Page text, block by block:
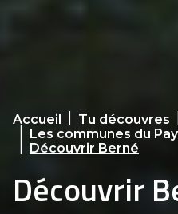
Accueil | Tu découvres |
| Les communes du
Découvrir Berné
Découvrir